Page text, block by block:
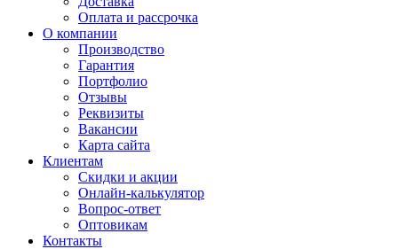
Оплата и рассрочка
О компании
Производство
Гарантия
Портфолио
Отзывы
Реквизиты
Вакансии
Карта сайта
Клиентам
Скидки и акции
Онлайн-калькулятор
Вопрос-ответ
Оптовикам
Контакты